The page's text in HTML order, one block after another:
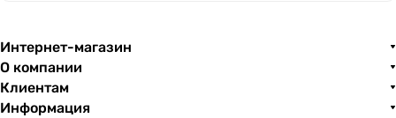
Интернет-магазин
О компании
Клиентам
Информация